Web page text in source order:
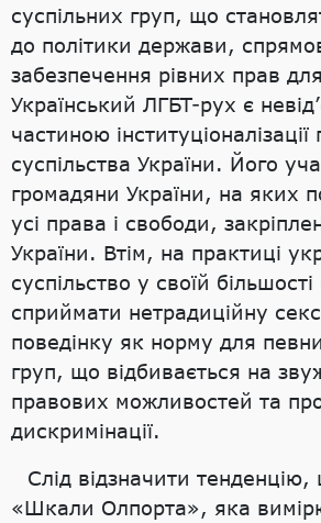
суспільних груп, що
до політики держави,
забезпечення рівних прав
Український ЛГБТ-рух є
частиною
суспільства України. Його
громадяни України, на яких
усі права і свободи,
України. Втім, на практиці
суспільство у своїй
сприймати нетрадиційну
поведінку як норму для
груп, що відбивається на
правових можливостей та
дискримінації.
Слід відзначити тенденцію,
«Шкали Олпорта», яка